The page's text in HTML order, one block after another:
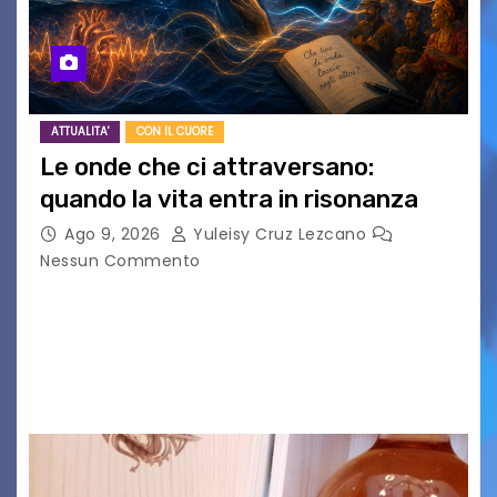
ATTUALITA' CON IL CUORE
Le onde che ci attraversano:
quando la vita entra in risonanza
Ago 9, 2026
Yuleisy Cruz Lezcano
Nessun Commento